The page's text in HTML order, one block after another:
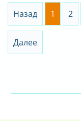
Назад 1 2
Далее